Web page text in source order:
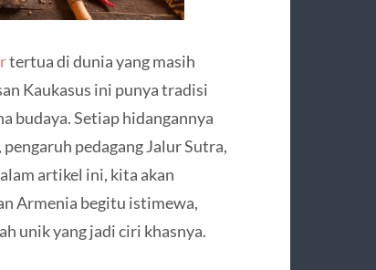
tertua di dunia yang masih
Kaukasus ini punya tradisi
budaya. Setiap hidangannya
pedagang Jalur Sutra,
artikel ini, kita akan
Armenia begitu istimewa,
unik yang jadi ciri khasnya.